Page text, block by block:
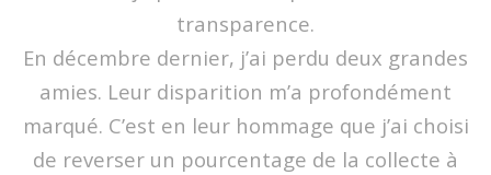
transparence.
En décembre dernier, j’ai perdu deux grandes
amies. Leur disparition m’a profondément
marqué. C’est en leur hommage que j’ai choisi
de reverser un pourcentage de la collecte à